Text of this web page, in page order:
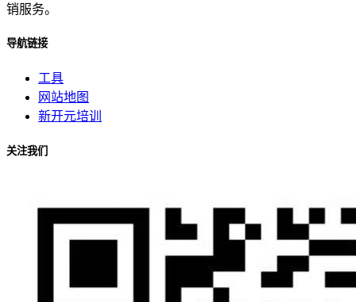
销服务。
导航链接
工具
网站地图
新开元培训
关注我们